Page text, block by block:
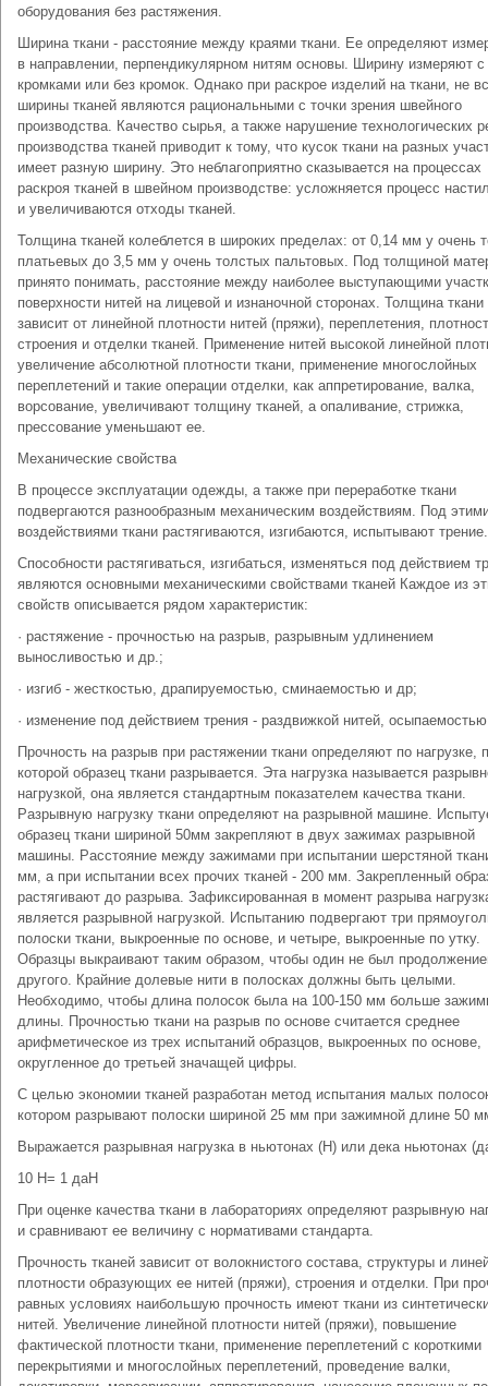
оборудования без растяжения.
Ширина ткани - расстояние между краями ткани. Ее определяют
в направлении, перпендикулярном нитям основы. Ширину измеряют с
кромками или без кромок. Однако при раскрое изделий на ткани, не
ширины тканей являются рациональными с точки зрения швейного
производства. Качество сырья, а также нарушение технологических
производства тканей приводит к тому, что кусок ткани на разных
имеет разную ширину. Это неблагоприятно сказывается на процессах
раскроя тканей в швейном производстве: усложняется процесс
и увеличиваются отходы тканей.
Толщина тканей колеблется в широких пределах: от 0,14 мм у очень
платьевых до 3,5 мм у очень толстых пальтовых. Под толщиной
принято понимать, расстояние между наиболее выступающими
поверхности нитей на лицевой и изнаночной сторонах. Толщина ткани
зависит от линейной плотности нитей (пряжи), переплетения,
строения и отделки тканей. Применение нитей высокой линейной
увеличение абсолютной плотности ткани, применение многослойных
переплетений и такие операции отделки, как аппретирование, валка,
ворсование, увеличивают толщину тканей, а опаливание, стрижка,
прессование уменьшают ее.
Механические свойства
В процессе эксплуатации одежды, а также при переработке ткани
подвергаются разнообразным механическим воздействиям. Под
воздействиями ткани растягиваются, изгибаются, испытывают трение.
Способности растягиваться, изгибаться, изменяться под действием
являются основными механическими свойствами тканей Каждое из
свойств описывается рядом характеристик:
· растяжение - прочностью на разрыв, разрывным удлинением
выносливостью и др.;
· изгиб - жесткостью, драпируемостью, сминаемостью и др;
· изменение под действием трения - раздвижкой нитей,
Прочность на разрыв при растяжении ткани определяют по нагрузке,
которой образец ткани разрывается. Эта нагрузка называется
нагрузкой, она является стандартным показателем качества ткани.
Разрывную нагрузку ткани определяют на разрывной машине.
образец ткани шириной 50мм закрепляют в двух зажимах разрывной
машины. Расстояние между зажимами при испытании шерстяной
мм, а при испытании всех прочих тканей - 200 мм. Закрепленный
растягивают до разрыва. Зафиксированная в момент разрыва
является разрывной нагрузкой. Испытанию подвергают три
полоски ткани, выкроенные по основе, и четыре, выкроенные по утку.
Образцы выкраивают таким образом, чтобы один не был
другого. Крайние долевые нити в полосках должны быть целыми.
Необходимо, чтобы длина полосок была на 100-150 мм больше
длины. Прочностью ткани на разрыв по основе считается среднее
арифметическое из трех испытаний образцов, выкроенных по основе,
округленное до третьей значащей цифры.
С целью экономии тканей разработан метод испытания малых
котором разрывают полоски шириной 25 мм при зажимной длине 50
Выражается разрывная нагрузка в ньютонах (Н) или дека ньютонах
10 Н= 1 даН
При оценке качества ткани в лабораториях определяют разрывную
и сравнивают ее величину с нормативами стандарта.
Прочность тканей зависит от волокнистого состава, структуры и
плотности образующих ее нитей (пряжи), строения и отделки. При
равных условиях наибольшую прочность имеют ткани из
нитей. Увеличение линейной плотности нитей (пряжи), повышение
фактической плотности ткани, применение переплетений с короткими
перекрытиями и многослойных переплетений, проведение валки,